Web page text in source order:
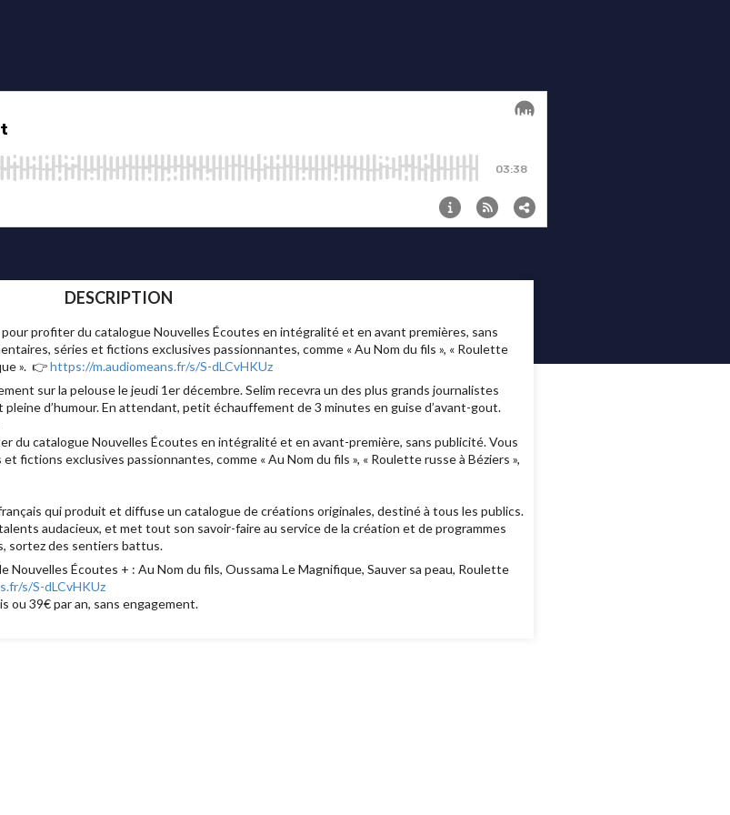
DESCRIPTION
profiter du catalogue Nouvelles Écoutes en intégralité et en avant premières, sans
séries et fictions exclusives passionnantes, comme « Au Nom du fils », « Roulette
». 👉https://m.audiomeans.fr/s/S-dLCvHKUz
sur la pelouse le jeudi 1er décembre. Selim recevra un des plus grands journalistes
d’humour. En attendant, petit échauffement de 3 minutes en guise d’avant-gout.
du catalogue Nouvelles Écoutes en intégralité et en avant-première, sans publicité. Vous
fictions exclusives passionnantes, comme « Au Nom du fils », « Roulette russe à Béziers »,
qui produit et diffuse un catalogue de créations originales, destiné à tous les publics.
audacieux, et met tout son savoir-faire au service de la création et de programmes
sortez des sentiers battus.
Écoutes + : Au Nom du fils, Oussama Le Magnifique, Sauver sa peau, Roulette
s/S-dLCvHKUz
ou 39€ par an, sans engagement.